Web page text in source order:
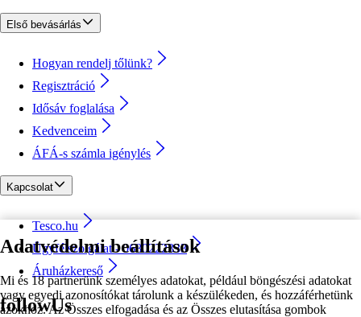
Adatvédelmi beállítások
Mi és 18 partnerünk személyes adatokat, például böngészési adatokat
vagy egyedi azonosítókat tárolunk a készülékeden, és hozzáférhetünk
azokhoz. Az Összes elfogadása és az Összes elutasítása gombok
Első bevásárlás
Hogyan rendelj tőlünk?
Regisztráció
Idősáv foglalása
Kedvenceim
ÁFÁ-s számla igénylés
Kapcsolat
Tesco.hu
Ügyfélszolgálat - 0680222333
Áruházkereső
followUs